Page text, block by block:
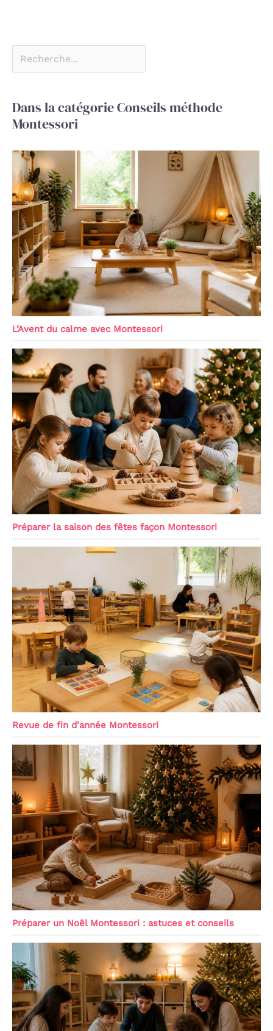
Dans la catégorie Conseils méthode
Montessori
L’Avent du calme avec Montessori
Préparer la saison des fêtes façon Montessori
Revue de fin d’année Montessori
Préparer un Noël Montessori : astuces et conseils